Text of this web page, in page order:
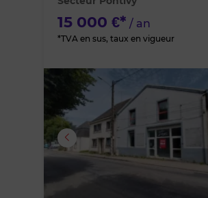
15 000 €* / an
*TVA en sus, taux en vigueur